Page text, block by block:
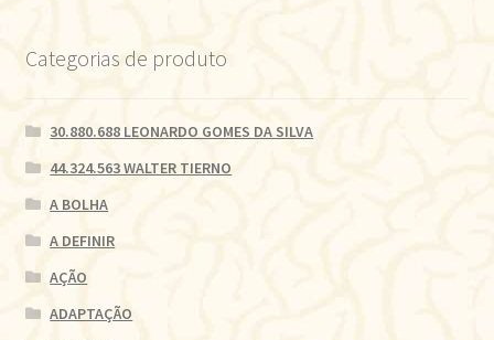
Categorias de produto
30.880.688 LEONARDO GOMES DA SILVA
44.324.563 WALTER TIERNO
A BOLHA
A DEFINIR
AÇÃO
ADAPTAÇÃO